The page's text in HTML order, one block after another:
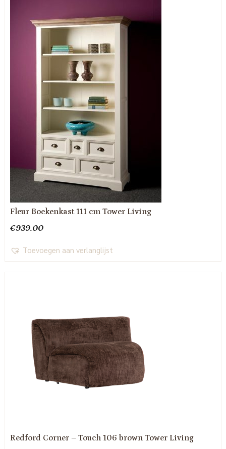
Fleur Boekenkast 111 cm Tower Living
€939.00
Toevoegen aan verlanglijst
Redford Corner – Touch 106 brown Tower Living